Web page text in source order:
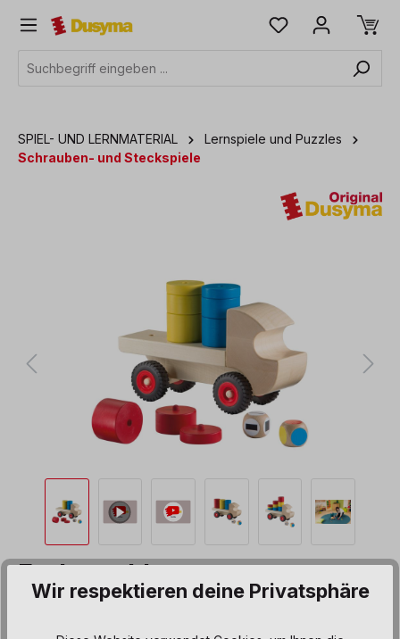
springen
SPIEL- UND LERNMATERIAL
Lernspiele und Puzzles
Schrauben- und Steckspiele
Farbstecklaster
Wir respektieren deine Privatsphäre